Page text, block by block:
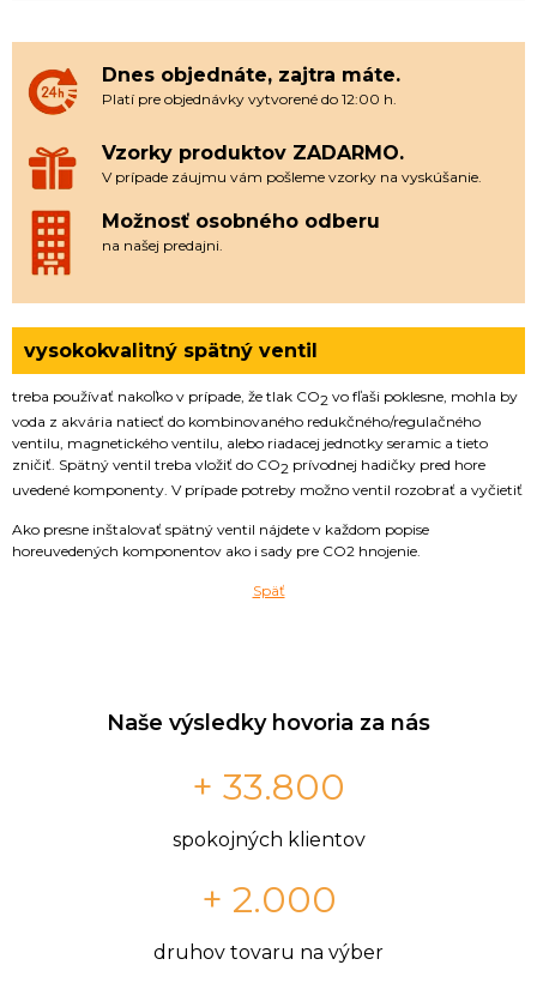
Dnes objednáte, zajtra máte.
Platí pre objednávky vytvorené do 12:00 h.
Vzorky produktov ZADARMO.
V prípade záujmu vám pošleme vzorky na vyskúšanie.
Možnosť osobného odberu
na našej predajni.
vysokokvalitný spätný ventil
treba používať nakoľko v prípade, že tlak CO2 vo fľaši poklesne, mohla by
voda z akvária natiecť do kombinovaného redukčného/regulačného
ventilu, magnetického ventilu, alebo riadacej jednotky seramic a tieto
zničiť. Spätný ventil treba vložiť do CO2 prívodnej hadičky pred hore
uvedené komponenty. V prípade potreby možno ventil rozobrať a vyčietiť
Ako presne inštalovať spätný ventil nájdete v každom popise
horeuvedených komponentov ako i sady pre CO2 hnojenie.
Späť
Naše výsledky hovoria za nás
+ 33.800
spokojných klientov
+ 2.000
druhov tovaru na výber